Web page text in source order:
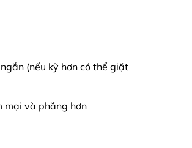
(nếu kỹ hơn có thể giặt
mại và phẳng hơn